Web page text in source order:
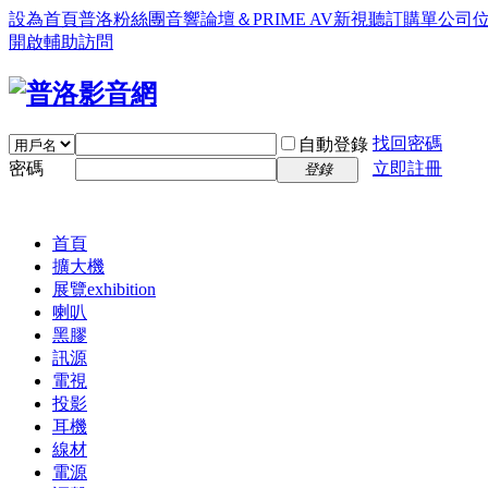
設為首頁普洛粉絲團音響論壇＆PRIME AV新視聽訂購單公司
開啟輔助訪問
自動登錄 找回密碼
密碼
登錄 立即註冊
首頁
擴大機
展覽exhibition
喇叭
黑膠
訊源
電視
投影
耳機
線材
電源